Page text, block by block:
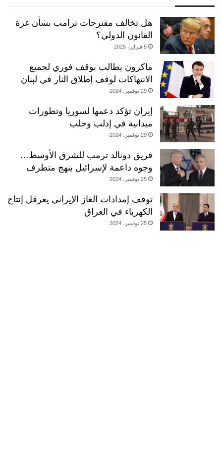
هل تخالف مقترحات ترامب بشأن غزة
القانون الدولي؟
5 فبراير، 2025
ماكرون يطالب بوقف فوري لجميع
الانتهاكات لوقف إطلاق النار في لبنان
29 نوفمبر، 2024
إيران تؤكد دعمها لسوريا وتطورات
ميدانية في إدلب وحلب
29 نوفمبر، 2024
فريق دونالد ترمب للشرق الأوسط…
وجوه داعمة لإسرائيل بنهج متطرف
25 نوفمبر، 2024
توقف إمدادات الغاز الإيراني يعرقل إنتاج
الكهرباء في العراق
25 نوفمبر، 2024